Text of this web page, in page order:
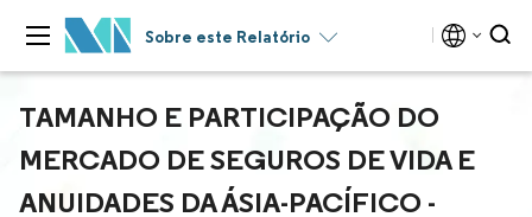
Sobre este Relatório
TAMANHO E PARTICIPAÇÃO DO
MERCADO DE SEGUROS DE VIDA E
ANUIDADES DA ÁSIA-PACÍFICO -